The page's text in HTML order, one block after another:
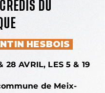
DU
HESBOIS
28 AVRIL, LES 5 & 19
de Meix-